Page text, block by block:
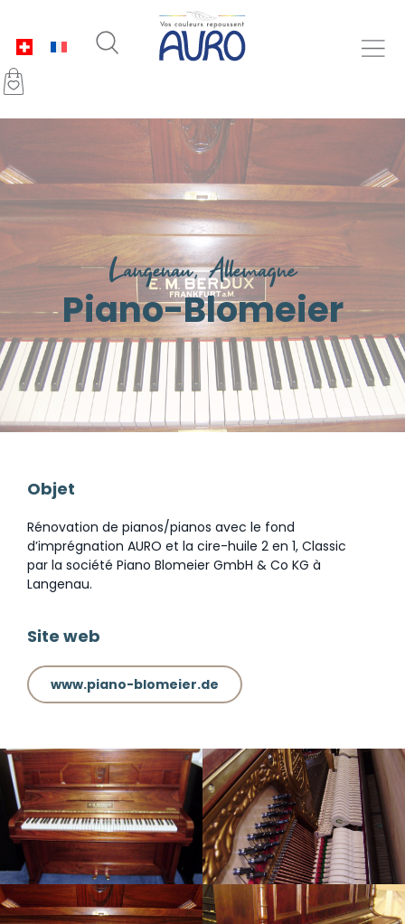
Langenau, Allemagne
Piano-Blomeier
Objet
Rénovation de pianos/pianos avec le fond
d’imprégnation AURO et la cire-huile 2 en 1, Classic
par la société Piano Blomeier GmbH & Co KG à
Langenau.
Site web
www.piano-blomeier.de